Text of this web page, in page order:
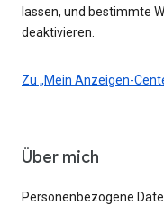
lassen, und bestimmte
deaktivieren.
Zu „Mein Anzeigen-
Über mich
Personenbezogene